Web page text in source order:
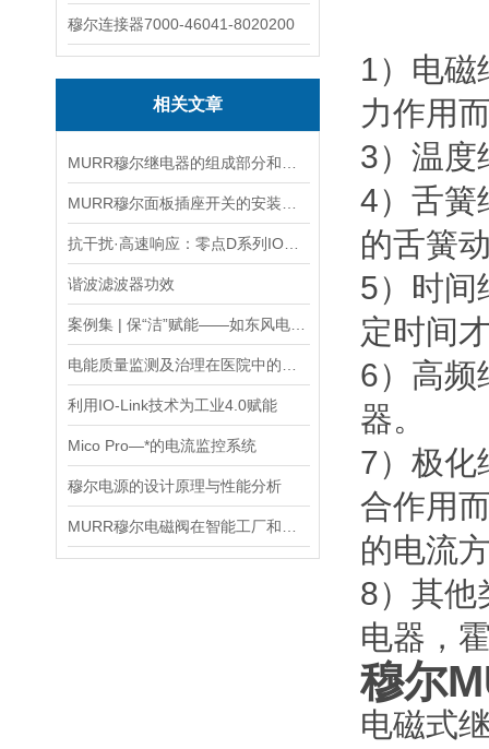
穆尔连接器7000-46041-8020200
相关文章
谐波滤波器功效
利用IO-Link技术为工业4.0赋能
Mico Pro—*的电流监控系统
穆尔电源的设计原理与性能分析
1）电磁
力作用
3）温
4）舌簧
的舌簧
5）时间
定时间
6）高频
器。
7）极化
合作用
的电流
8）其他
电器，
穆尔
电磁式